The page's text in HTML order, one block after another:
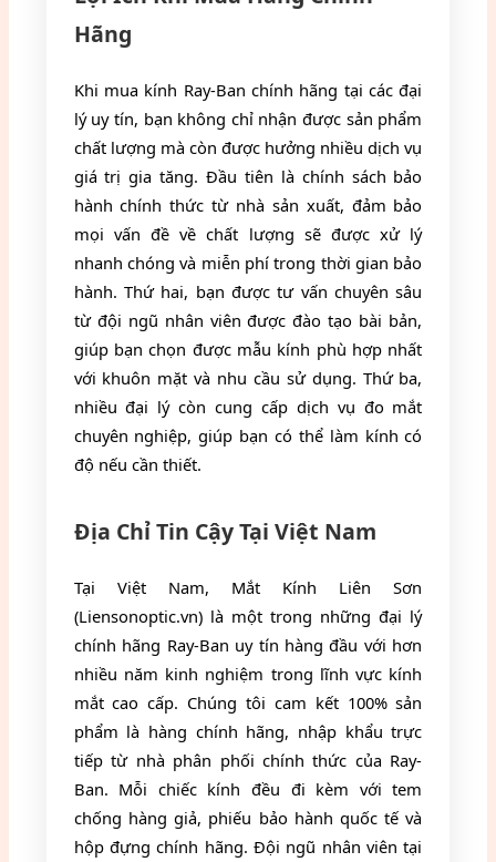
Hãng
Khi mua kính Ray-Ban chính hãng tại các đại
lý uy tín, bạn không chỉ nhận được sản phẩm
chất lượng mà còn được hưởng nhiều dịch vụ
giá trị gia tăng. Đầu tiên là chính sách bảo
hành chính thức từ nhà sản xuất, đảm bảo
mọi vấn đề về chất lượng sẽ được xử lý
nhanh chóng và miễn phí trong thời gian bảo
hành. Thứ hai, bạn được tư vấn chuyên sâu
từ đội ngũ nhân viên được đào tạo bài bản,
giúp bạn chọn được mẫu kính phù hợp nhất
với khuôn mặt và nhu cầu sử dụng. Thứ ba,
nhiều đại lý còn cung cấp dịch vụ đo mắt
chuyên nghiệp, giúp bạn có thể làm kính có
độ nếu cần thiết.
Địa Chỉ Tin Cậy Tại Việt Nam
Tại Việt Nam, Mắt Kính Liên Sơn
(Liensonoptic.vn) là một trong những đại lý
chính hãng Ray-Ban uy tín hàng đầu với hơn
nhiều năm kinh nghiệm trong lĩnh vực kính
mắt cao cấp. Chúng tôi cam kết 100% sản
phẩm là hàng chính hãng, nhập khẩu trực
tiếp từ nhà phân phối chính thức của Ray-
Ban. Mỗi chiếc kính đều đi kèm với tem
chống hàng giả, phiếu bảo hành quốc tế và
hộp đựng chính hãng. Đội ngũ nhân viên tại